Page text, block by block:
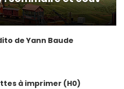
de Yann Baude
à imprimer (H0)